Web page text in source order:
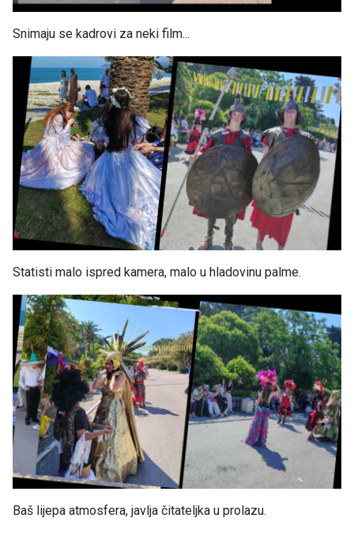
Snimaju se kadrovi za neki film...
Statisti malo ispred kamera, malo u hladovinu palme.
Baš lijepa atmosfera, javlja čitateljka u prolazu.